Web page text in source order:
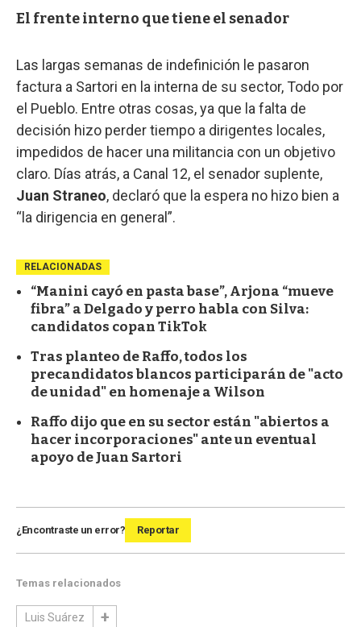
El frente interno que tiene el senador
Las largas semanas de indefinición le pasaron
factura a Sartori en la interna de su sector, Todo por
el Pueblo. Entre otras cosas, ya que la falta de
decisión hizo perder tiempo a dirigentes locales,
impedidos de hacer una militancia con un objetivo
claro. Días atrás, a Canal 12, el senador suplente,
Juan Straneo, declaró que la espera no hizo bien a
“la dirigencia en general”.
RELACIONADAS
“Manini cayó en pasta base”, Arjona “mueve
fibra” a Delgado y perro habla con Silva:
candidatos copan TikTok
Tras planteo de Raffo, todos los
precandidatos blancos participarán de "acto
de unidad" en homenaje a Wilson
Raffo dijo que en su sector están "abiertos a
hacer incorporaciones" ante un eventual
apoyo de Juan Sartori
¿Encontraste un error? Reportar
Temas relacionados
Luis Suárez